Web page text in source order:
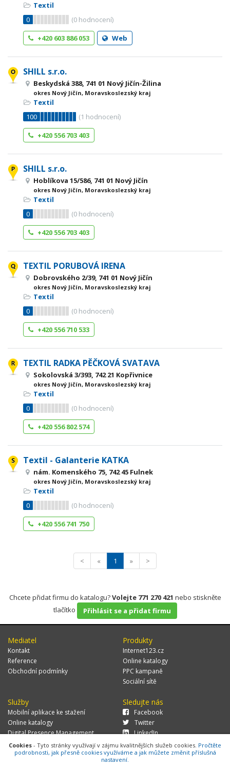
Textil
0
(0 hodnocení)
+420 603 886 053
Web
SHILL s.r.o.
Beskydská 388, 741 01 Nový Jičín-Žilina
okres Nový Jičín, Moravskoslezský kraj
Textil
100
(1 hodnocení)
+420 556 703 403
SHILL s.r.o.
Hoblíkova 15/586, 741 01 Nový Jičín
okres Nový Jičín, Moravskoslezský kraj
Textil
0
(0 hodnocení)
+420 556 703 403
TEXTIL PORUBOVÁ IRENA
Dobrovského 2/39, 741 01 Nový Jičín
okres Nový Jičín, Moravskoslezský kraj
Textil
0
(0 hodnocení)
+420 556 710 533
TEXTIL RADKA PĚČKOVÁ SVATAVA
Sokolovská 3/393, 742 21 Kopřivnice
okres Nový Jičín, Moravskoslezský kraj
Textil
0
(0 hodnocení)
+420 556 802 574
Textil - Galanterie KATKA
nám. Komenského 75, 742 45 Fulnek
okres Nový Jičín, Moravskoslezský kraj
Textil
0
(0 hodnocení)
+420 556 741 750
< « 1 » >
Chcete přidat firmu do katalogu?Volejte 771 270 421 nebo stiskněte
tlačítko
Přihlásit se a přidat firmu
Mediatel
Kontakt
Reference
Obchodní podmínky
Produkty
Internet123.cz
Online katalogy
PPC kampaně
Sociální sítě
Služby
Mobilní aplikace ke stažení
Online katalogy
Digital Presence Management
Více zákazníků
Sledujte nás
Facebook
Twitter
LinkedIn
Cookies - Tyto stránky využívají v zájmu kvalitnějších služeb cookies. Pročtěte
podrobnosti, jak přesně cookies využíváme a jak můžete změnit příslušná
nastavení.